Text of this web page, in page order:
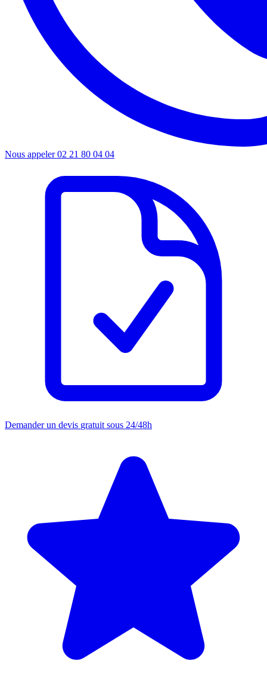
Nous appeler 02 21 80 04 04
Demander un devis gratuit sous 24/48h